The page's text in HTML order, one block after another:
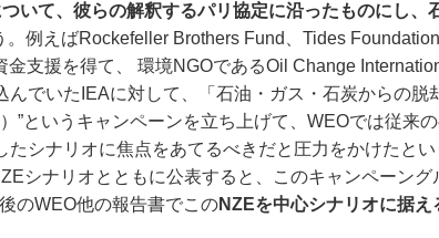
いて、彼らの解釈するパリ協定に沿ったものにし、
。例えばRockefeller Brothers Fund、Tides
支援を得て、 環境NGOであるOil Change
でいたIEAに対して、「石油・ガス・石炭からの脱
”というキャンペーンを立ち上げて、WEOでは従来
シナリオに焦点をあてるべきだと圧力をかけたと
シナリオとともに公表すると、このキャンペーン
のWEO他の報告書でこのNZEを中心シナリオに据